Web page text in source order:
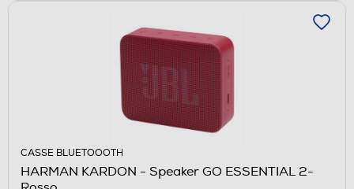
CASSE BLUETOOOTH
HARMAN KARDON - Speaker GO ESSENTIAL 2-